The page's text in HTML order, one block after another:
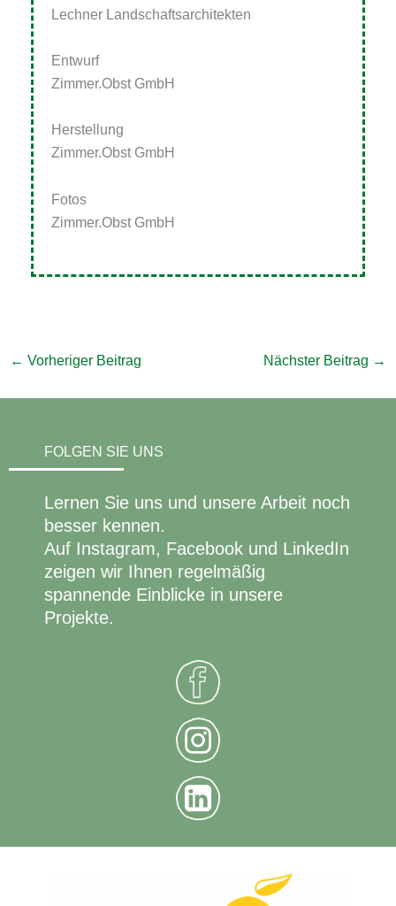
Lechner Landschaftsarchitekten
Entwurf
Zimmer.Obst GmbH
Herstellung
Zimmer.Obst GmbH
Fotos
Zimmer.Obst GmbH
← Vorheriger Beitrag Nächster Beitrag →
FOLGEN SIE UNS
Lernen Sie uns und unsere Arbeit noch
besser kennen.
Auf Instagram, Facebook und LinkedIn
zeigen wir Ihnen regelmäßig
spannende Einblicke in unsere
Projekte.